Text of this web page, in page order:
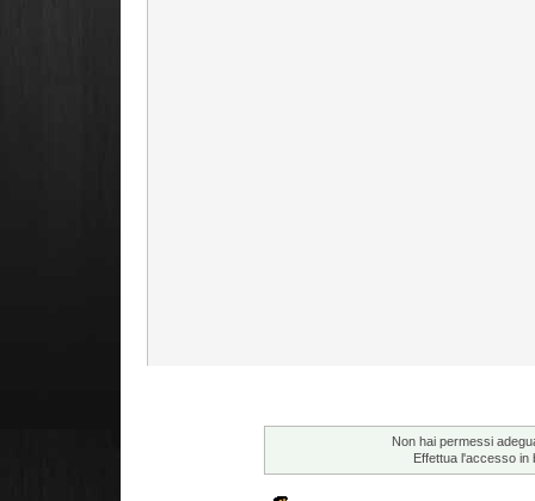
Non hai permessi
Effettua l'accesso